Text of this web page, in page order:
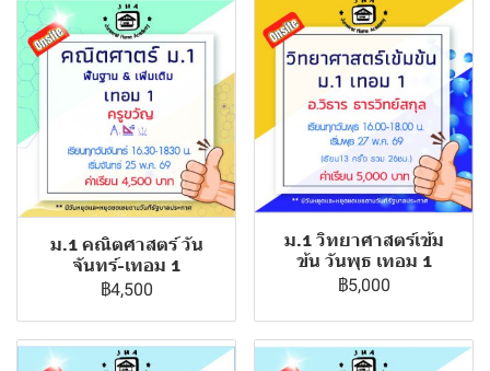
ม.1 คณิตศาสตร์ วัน
จันทร์-เทอม 1
฿4,500
ม.1 วิทยาศาสตร์เข้ม
ข้น วันพุธ เทอม 1
฿5,000